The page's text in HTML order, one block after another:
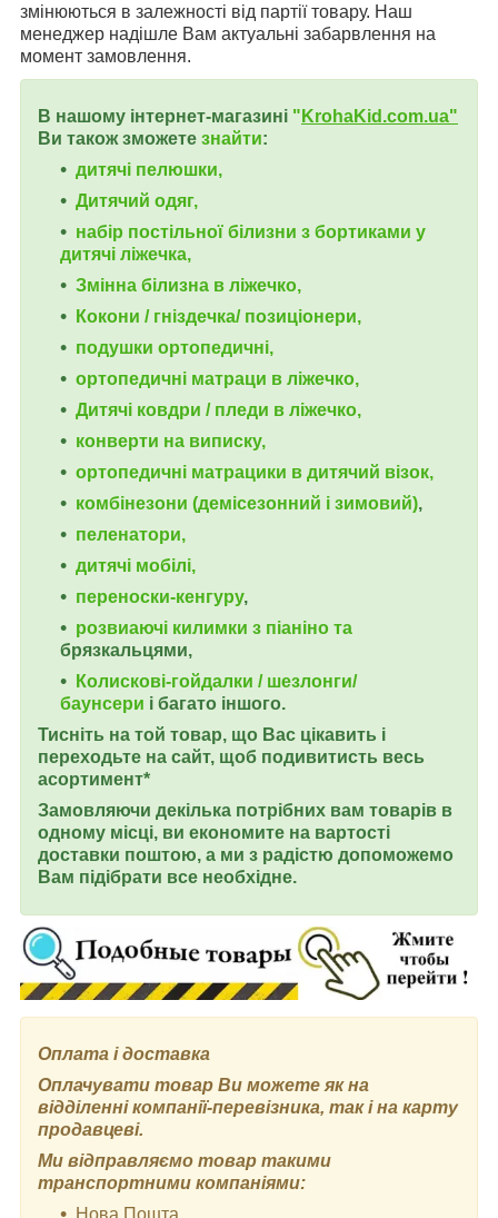
змінюються в залежності від партії товару. Наш
менеджер надішле Вам актуальні забарвлення на
момент замовлення.
В нашому інтернет-магазині " KrohaKid.com.ua"
Ви також зможете знайти:
дитячі пелюшки,
Дитячий одяг,
набір постільної білизни з бортиками у
дитячі ліжечка,
Змінна білизна в ліжечко,
Кокони / гніздечка/ позиціонери,
подушки ортопедичні,
ортопедичні матраци в ліжечко,
Дитячі ковдри / пледи в ліжечко,
конверти на виписку,
ортопедичні матрацики в дитячий візок,
комбінезони (демісезонний і зимовий),
пеленатори,
дитячі мобілі,
переноски-кенгуру,
розвиаючі килимки з піаніно та
брязкальцями,
Колискові-гойдалки / шезлонги/
баунсери і багато іншого.
Тисніть на той товар, що Вас цікавить і
переходьте на сайт, щоб подивитисть весь
асортимент*
Замовляючи декілька потрібних вам товарів в
одному місці, ви економите на вартості
доставки поштою, а ми з радістю допоможемо
Вам підібрати все необхідне.
Оплата і доставка
Оплачувати товар Ви можете як на
відділенні компанії-перевізника, так і на карту
продавцеві.
Ми відправляємо товар такими
транспортними компаніями:
Нова Пошта